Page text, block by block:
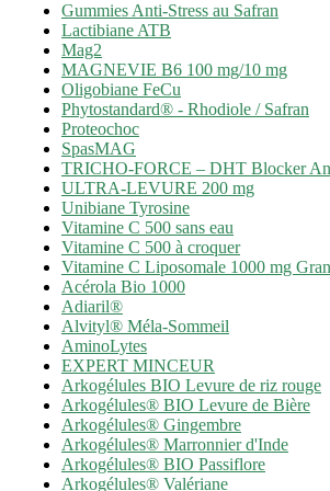
Gummies Anti-Stress au Safran
Lactibiane ATB
Mag2
MAGNEVIE B6 100 mg/10 mg
Oligobiane FeCu
Phytostandard® - Rhodiole / Safran
Proteochoc
SpasMAG
TRICHO-FORCE – DHT Blocker
ULTRA-LEVURE 200 mg
Unibiane Tyrosine
Vitamine C 500 sans eau
Vitamine C 500 à croquer
Vitamine C Liposomale 1000 mg
Acérola Bio 1000
Adiaril®
Alvityl® Méla-Sommeil
AminoLytes
EXPERT MINCEUR
Arkogélules BIO Levure de riz rouge
Arkogélules® BIO Levure de Bière
Arkogélules® Gingembre
Arkogélules® Marronnier d'Inde
Arkogélules® BIO Passiflore
Arkogélules® Valériane